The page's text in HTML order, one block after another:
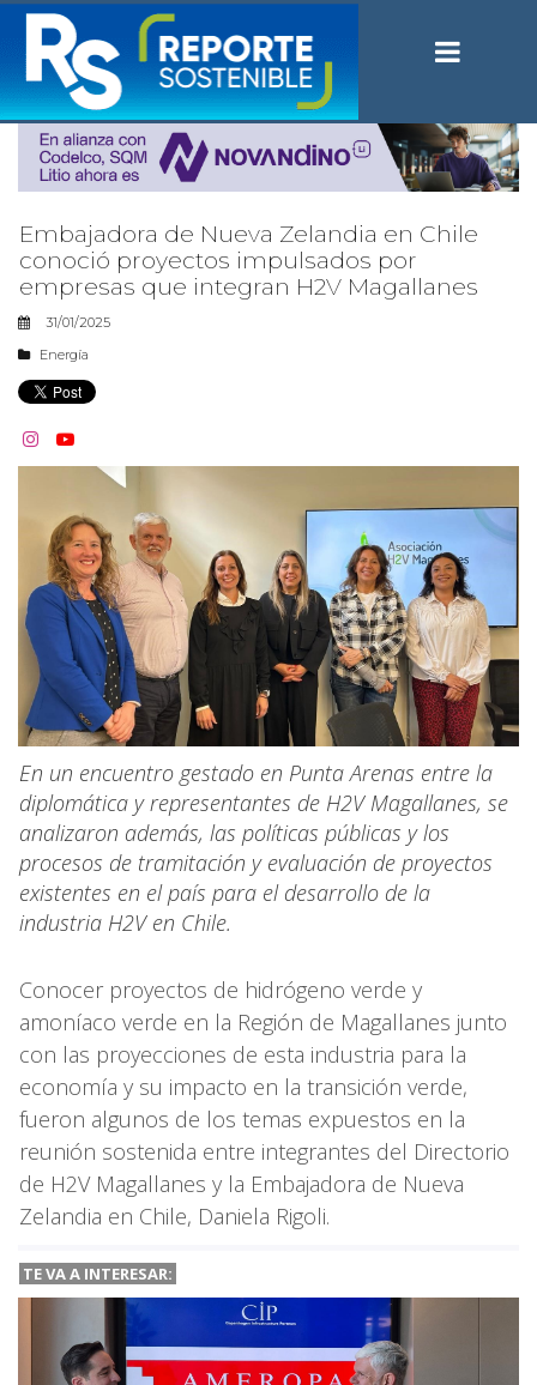
Embajadora de Nueva Zelandia en Chile
conoció proyectos impulsados por
empresas que integran H2V Magallanes
31/01/2025
Energía
 
En un encuentro gestado en Punta Arenas entre la
diplomática y representantes de H2V Magallanes, se
analizaron además, las políticas públicas y los
procesos de tramitación y evaluación de proyectos
existentes en el país para el desarrollo de la
industria H2V en Chile.
Conocer proyectos de hidrógeno verde y
amoníaco verde en la Región de Magallanes junto
con las proyecciones de esta industria para la
economía y su impacto en la transición verde,
fueron algunos de los temas expuestos en la
reunión sostenida entre integrantes del Directorio
de H2V Magallanes y la Embajadora de Nueva
Zelandia en Chile, Daniela Rigoli.
TE VA A INTERESAR: